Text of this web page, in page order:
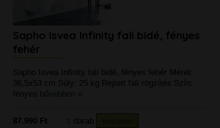
Sapho Isvea Infinity fali bidé, fényes
fehér
Sapho Isvea Infinity fali bidé, fényes fehér Méret:
36,5x53 cm Súly: 25 kg Rejtett fali rögzítés Szín:
fényes bővebben »
87.990 Ft darab